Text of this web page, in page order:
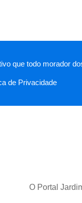
que todo morador
de Privacidade
O Portal